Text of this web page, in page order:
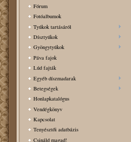
Fórum
Fotóalbumok
Tyúkok tartásáról
Dísztyúkok
Gyöngytyúkok
Páva fajok
Lúd fajták
Egyéb díszmadarak
Betegségek
Honlapkatalógus
Vendégkönyv
Kapcsolat
Tenyésztői adatbázis
Csináld magad!